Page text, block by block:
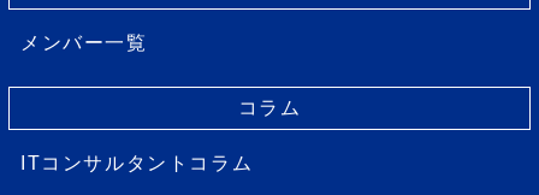
メンバー一覧
コラム
ITコンサルタントコラム